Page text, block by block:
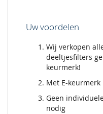
Uw voordelen
Wij verkopen
deeltjesfilters
keurmerk!
Met E-keurmerk
Geen
nodig